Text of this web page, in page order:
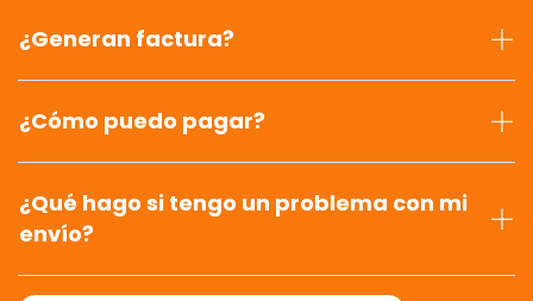
¿Generan factura?
¿Cómo puedo pagar?
¿Qué hago si tengo un problema con mi
envío?